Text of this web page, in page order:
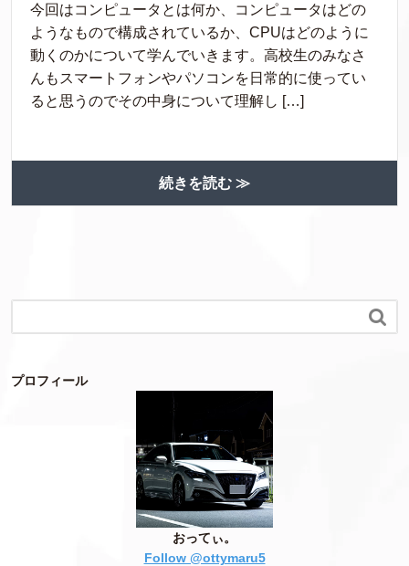
今回はコンピュータとは何か、コンピュータはどの
ようなもので構成されているか、CPUはどのように
動くのかについて学んでいきます。高校生のみなさ
んもスマートフォンやパソコンを日常的に使ってい
ると思うのでその中身について理解し […]
続きを読む ≫

プロフィール
おってぃ。
Follow @ottymaru5